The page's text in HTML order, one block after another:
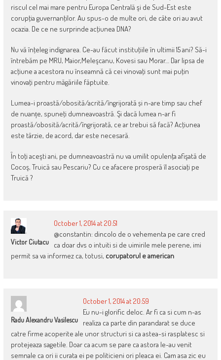
riscul cel mai mare pentru Europa Centrală şi de Sud-Est este
corupţia guvernanţilor. Au spus-o de multe ori, de câte ori au avut
ocazia. De ce ne surprinde acţiunea DNA?
Nu vă înţeleg indignarea. Ce-au făcut instituţiile în ultimii 15 ani? Să-i
întrebăm pe MRU, Maior,Meleşcanu, Kovesi sau Morar… Dar lipsa de
acţiune a acestora nu înseamnă că cei vinovaţi sunt mai puţin
vinovaţi pentru măgăriile făptuite.
Lumea-i proastă/obosită/acrită/îngrijorată și n-are timp sau chef
de nuanțe, spuneţi dumneavoastră. Şi dacă lumea n-ar fi
proastă/obosită/acrită/îngrijorată, ce ar trebui să facă? Acţiunea
este târzie, de acord, dar este necesară.
În toţi aceşti ani, pe dumneavoastră nu va umilit opulenţa afişată de
Cocoş, Truică sau Pescariu? Cu ce afacere prosperă îl asociaţi pe
Truică ?
Victor Ciutacu
October 1, 2014 at 20:51
@constantin: dincolo de o vehementa pe care cred
ca doar dvs o intuiti si de uimirile mele perene, imi
permit sa va informez ca, totusi, corupatorul e american
Radu Alexandru Vasilescu
October 1, 2014 at 20:59
Eu nu-i glorific deloc. Ar fi ca si cum n-as
realiza ca parte din parandarat se duce
catre firme acoperite ale unor structuri si ca astea-si rasplatesc si
protejeaza sagetile. Doar ca acum se pare ca astora le-au venit
semnale ca ori ii curata ei pe politicieni ori pleaca ei. Cam asa zic eu